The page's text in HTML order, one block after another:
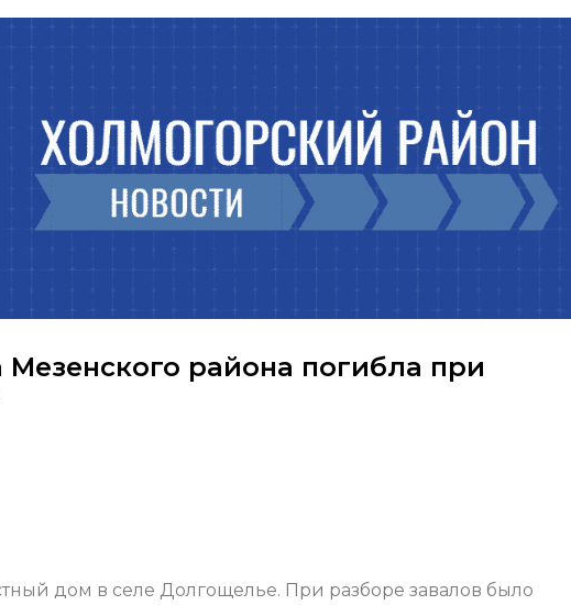
района погибла при
дом в селе Долгощелье. При разборе завалов было